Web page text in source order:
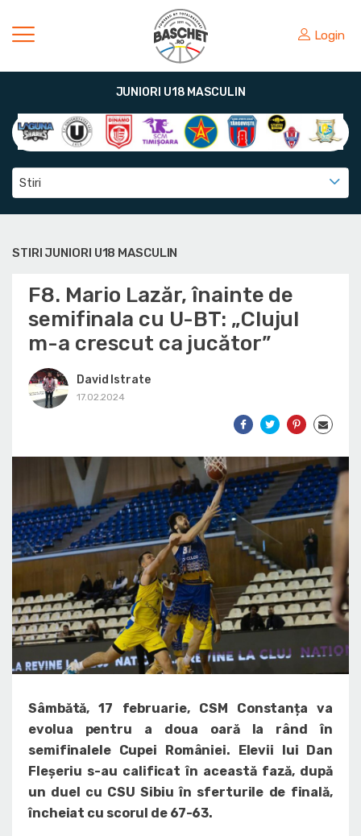
Login
JUNIORI U18 MASCULIN
Stiri
STIRI JUNIORI U18 MASCULIN
F8. Mario Lazăr, înainte de
semifinala cu U-BT: „Clujul
m-a crescut ca jucător”
David Istrate
17.02.2024
Sâmbătă, 17 februarie, CSM Constanța va
evolua pentru a doua oară la rând în
semifinalele Cupei României. Elevii lui Dan
Fleșeriu s-au calificat în această fază, după
un duel cu CSU Sibiu în sferturile de finală,
încheiat cu scorul de 67-63.